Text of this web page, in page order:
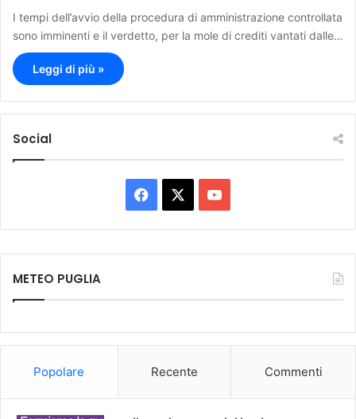
I tempi dell’avvio della procedura di amministrazione controllata
sono imminenti e il verdetto, per la mole di crediti vantati dalle…
Leggi di più »
Social
a
c
o
u
METEO PUGLIA
Popolare Recente Commenti